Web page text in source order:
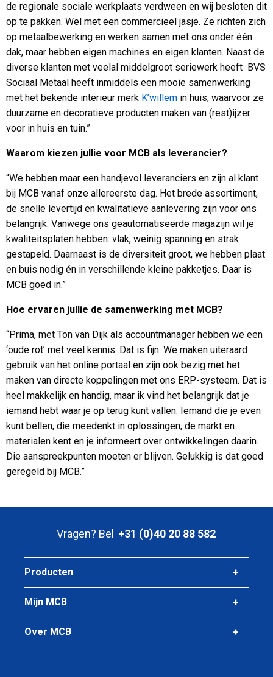
de regionale sociale werkplaats verdween en wij besloten dit
op te pakken. Wel met een commercieel jasje. Ze richten zich
op metaalbewerking en werken samen met ons onder één
dak, maar hebben eigen machines en eigen klanten. Naast de
diverse klanten met veelal middelgroot seriewerk heeft BVS
Sociaal Metaal heeft inmiddels een mooie samenwerking
met het bekende interieur merk K’willem in huis, waarvoor ze
duurzame en decoratieve producten maken van (rest)ijzer
voor in huis en tuin.”
Waarom kiezen jullie voor MCB als leverancier?
“We hebben maar een handjevol leveranciers en zijn al klant
bij MCB vanaf onze allereerste dag. Het brede assortiment,
de snelle levertijd en kwalitatieve aanlevering zijn voor ons
belangrijk. Vanwege ons geautomatiseerde magazijn wil je
kwaliteitsplaten hebben: vlak, weinig spanning en strak
gestapeld. Daarnaast is de diversiteit groot, we hebben plaat
en buis nodig én in verschillende kleine pakketjes. Daar is
MCB goed in.”
Hoe ervaren jullie de samenwerking met MCB?
“Prima, met Ton van Dijk als accountmanager hebben we een
‘oude rot’ met veel kennis. Dat is fijn. We maken uiteraard
gebruik van het online portaal en zijn ook bezig met het
maken van directe koppelingen met ons ERP-systeem. Dat is
heel makkelijk en handig, maar ik vind het belangrijk dat je
iemand hebt waar je op terug kunt vallen. Iemand die je even
kunt bellen, die meedenkt in oplossingen, de markt en
materialen kent en je informeert over ontwikkelingen daarin.
Die aanspreekpunten moeten er blijven. Gelukkig is dat goed
geregeld bij MCB.”
Vragen? Bel +31 (0)40 20 88 582
Producten
Mijn MCB
Over MCB